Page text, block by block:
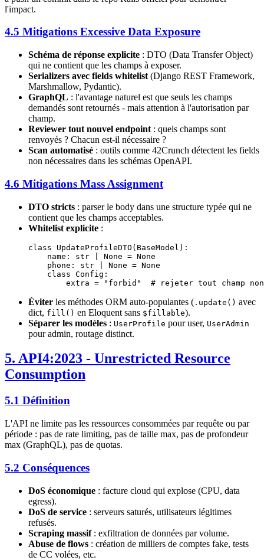
l'impact.
4.5 Mitigations Excessive Data Exposure
Schéma de réponse explicite : DTO (Data Transfer Object)
qui ne contient que les champs à exposer.
Serializers avec fields whitelist (Django REST Framework,
Marshmallow, Pydantic).
GraphQL : l'avantage naturel est que seuls les champs
demandés sont retournés - mais attention à l'autorisation par
champ.
Reviewer tout nouvel endpoint : quels champs sont
renvoyés ? Chacun est-il nécessaire ?
Scan automatisé : outils comme 42Crunch détectent les fields
non nécessaires dans les schémas OpenAPI.
4.6 Mitigations Mass Assignment
DTO stricts : parser le body dans une structure typée qui ne
contient que les champs acceptables.
Whitelist explicite :
class UpdateProfileDTO ( BaseModel ):
    name:
str None = None
    phone:
str None = None
    class
Config :
        extra
= "forbid"
# rejeter tout champ
Éviter les méthodes ORM auto-populantes ( .update() avec
dict, fill() en Eloquent sans $fillable).
Séparer les modèles : UserProfile pour user, UserAdmin
pour admin, routage distinct.
5. API4:2023 - Unrestricted Resource
Consumption
5.1 Définition
L'API ne limite pas les ressources consommées par requête ou par
période : pas de rate limiting, pas de taille max, pas de profondeur
max (GraphQL), pas de quotas.
5.2 Conséquences
DoS économique : facture cloud qui explose (CPU, data
egress).
DoS de service : serveurs saturés, utilisateurs légitimes
refusés.
Scraping massif: exfiltration de données par volume.
Abuse de flows : création de milliers de comptes fake, tests
de CC volées, etc.